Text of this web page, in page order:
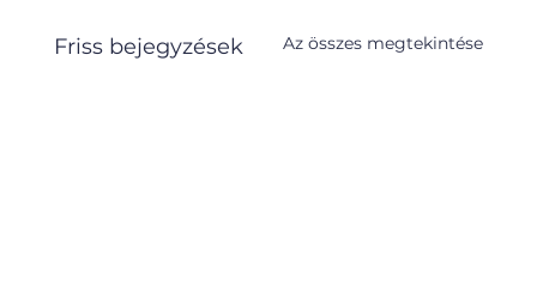
Friss bejegyzések Az összes megtekintése